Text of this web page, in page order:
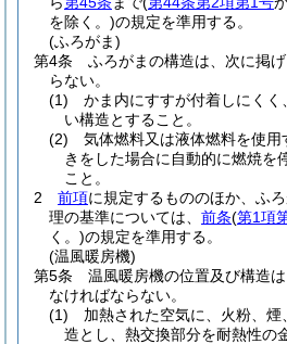
を除く。)の規定を準用する。
(ふろがま)
第4条
ふろがまの構造は、次に掲
らない。
(1)
かま内にすすが付着しにくく
い構造とすること。
(2)
気体燃料又は液体燃料を使
きをした場合に自動的に燃焼を
こと。
2
前項に規定するもののほか、ふ
理の基準については、 前条(第1項
く。)の規定を準用する。
(温風暖房機)
第5条
温風暖房機の位置及び構造
なければならない。
(1)
加熱された空気に、火粉、
造とし、熱交換部分を耐熱性の